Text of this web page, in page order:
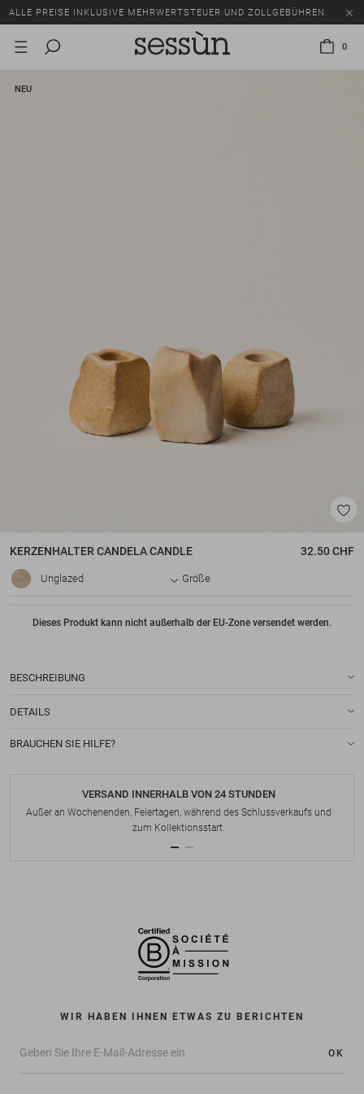
ALLE PREISE INKLUSIVE MEHRWERTSTEUER UND ZOLLGEBÜHREN.
SALE: BIS ZU -50% AUF EINE AUSWAHL AN ARTIKELN.
0
NEU
KERZENHALTER CANDELA CANDLE 32.50 CHF
Unglazed Größe
Dieses Produkt kann nicht außerhalb der EU-Zone versendet werden.
BESCHREIBUNG
DETAILS
BRAUCHEN SIE HILFE?
VERSAND INNERHALB VON 24 STUNDEN
Außer an Wochenenden, Feiertagen, während des Schlussverkaufs und
zum Kollektionsstart.
WIR HABEN IHNEN ETWAS ZU BERICHTEN
OK